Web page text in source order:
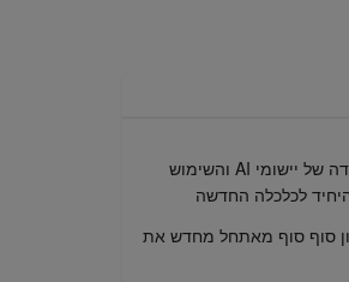
העולם לא מחכה: למה למידה של יישומי AI והשימוש
לכלכלה החדשה
סוף סוף מאתחל מחדש את